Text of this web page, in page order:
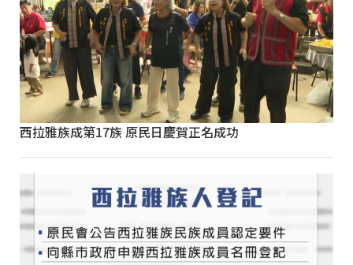
西拉雅族成第17族 原民日慶賀正名成功